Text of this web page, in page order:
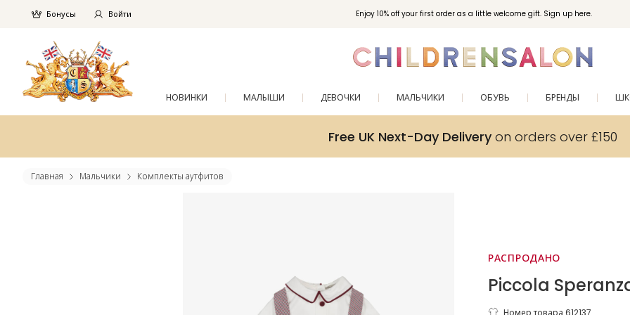
Enjoy 10% off your first order as a little welcome gift. Sign up here.
Бонусы Войти
НОВИНКИ МАЛЫШИ ДЕВОЧКИ МАЛЬЧИКИ ОБУВЬ БРЕНДЫ
Free UK Next-Day Deliveryon orders over £150
Главная Мальчики Комплекты аутфитов
РАСПРОДАНО
Piccola
Номер товара 612137